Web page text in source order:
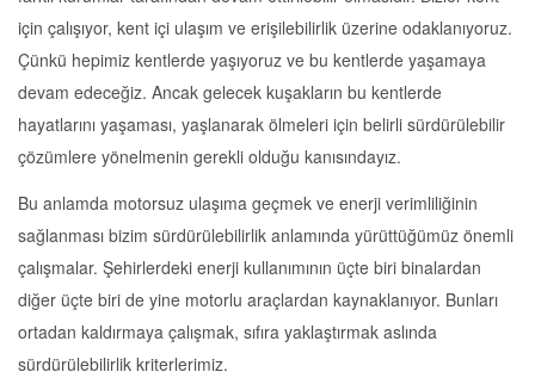
için çalışıyor, kent içi ulaşım ve erişilebilirlik üzerine odaklanıyoruz.
Çünkü hepimiz kentlerde yaşıyoruz ve bu kentlerde yaşamaya
devam edeceğiz. Ancak gelecek kuşakların bu kentlerde
hayatlarını yaşaması, yaşlanarak ölmeleri için belirli sürdürülebilir
çözümlere yönelmenin gerekli olduğu kanısındayız.
Bu anlamda motorsuz ulaşıma geçmek ve enerji verimliliğinin
sağlanması bizim sürdürülebilirlik anlamında yürüttüğümüz önemli
çalışmalar. Şehirlerdeki enerji kullanımının üçte biri binalardan
diğer üçte biri de yine motorlu araçlardan kaynaklanıyor. Bunları
ortadan kaldırmaya çalışmak, sıfıra yaklaştırmak aslında
sürdürülebilirlik kriterlerimiz.